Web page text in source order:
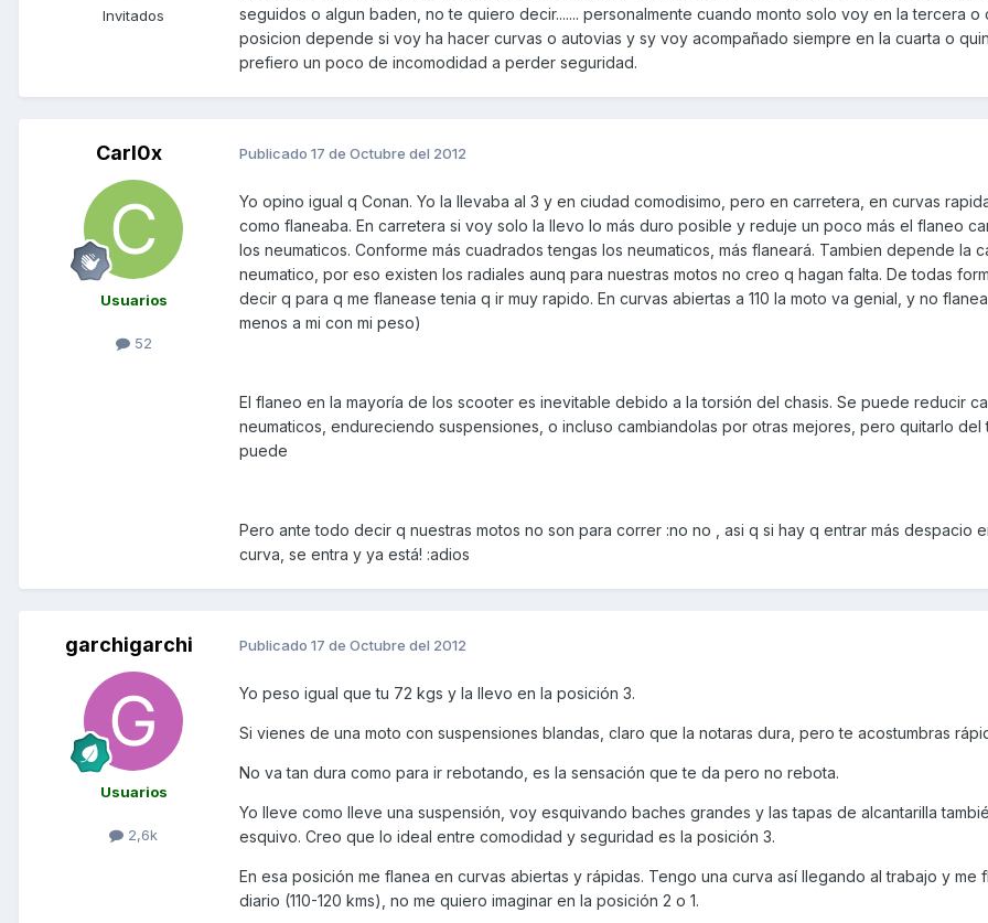
Invitados
seguidos o algun baden, no te quiero decir....... personalmente cuando monto solo voy en la tercera o
posicion depende si voy ha hacer curvas o autovias y sy voy acompañado siempre en la cuarta o
prefiero un poco de incomodidad a perder seguridad.
Carl0x
Usuarios
52
Publicado 17 de Octubre del 2012
Yo opino igual q Conan. Yo la llevaba al 3 y en ciudad comodisimo, pero en carretera, en curvas
como flaneaba. En carretera si voy solo la llevo lo más duro posible y reduje un poco más el flaneo
los neumaticos. Conforme más cuadrados tengas los neumaticos, más flaneará. Tambien depende la
neumatico, por eso existen los radiales aunq para nuestras motos no creo q hagan falta. De todas
decir q para q me flanease tenia q ir muy rapido. En curvas abiertas a 110 la moto va genial, y no
menos a mi con mi peso)
El flaneo en la mayoría de los scooter es inevitable debido a la torsión del chasis. Se puede reducir
neumaticos, endureciendo suspensiones, o incluso cambiandolas por otras mejores, pero quitarlo del
puede
Pero ante todo decir q nuestras motos no son para correr :no no , asi q si hay q entrar más despacio
curva, se entra y ya está! :adios
garchigarchi
Usuarios
2,6k
Publicado 17 de Octubre del 2012
Yo peso igual que tu 72 kgs y la llevo en la posición 3.
Si vienes de una moto con suspensiones blandas, claro que la notaras dura, pero te acostumbras
No va tan dura como para ir rebotando, es la sensación que te da pero no rebota.
Yo lleve como lleve una suspensión, voy esquivando baches grandes y las tapas de alcantarilla
esquivo. Creo que lo ideal entre comodidad y seguridad es la posición 3.
En esa posición me flanea en curvas abiertas y rápidas. Tengo una curva así llegando al trabajo y me
diario (110-120 kms), no me quiero imaginar en la posición 2 o 1.